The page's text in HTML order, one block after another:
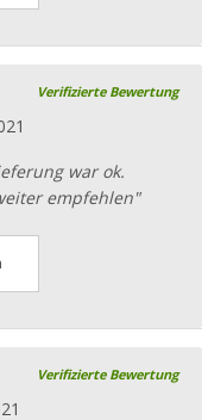
Verifizierte Bewertung
war ok.
empfehlen"
Verifizierte Bewertung